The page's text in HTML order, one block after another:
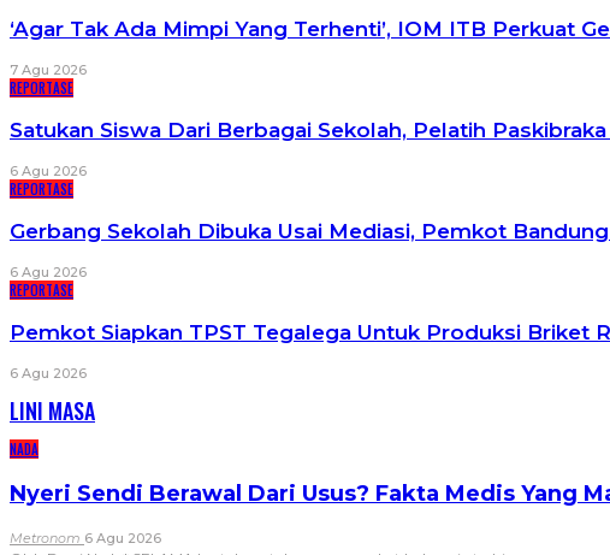
‘Agar Tak Ada Mimpi Yang Terhenti’, IOM ITB Perkuat
7 Agu 2026
REPORTASE
Satukan Siswa Dari Berbagai Sekolah, Pelatih
6 Agu 2026
REPORTASE
Gerbang Sekolah Dibuka Usai Mediasi, Pemkot
6 Agu 2026
REPORTASE
Pemkot Siapkan TPST Tegalega Untuk Produksi Briket
6 Agu 2026
LINI MASA
NADA
Nyeri Sendi Berawal Dari Usus? Fakta Medis Yang
Metronom 6 Agu 2026